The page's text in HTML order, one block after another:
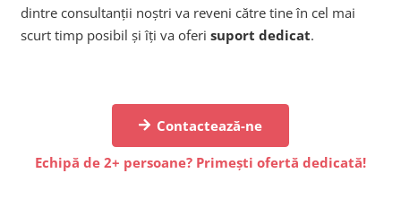
dintre consultanții noștri va reveni către tine în cel mai
scurt timp posibil și îți va oferi suport dedicat.
Contactează-ne
Echipă de 2+ persoane? Primești ofertă dedicată!